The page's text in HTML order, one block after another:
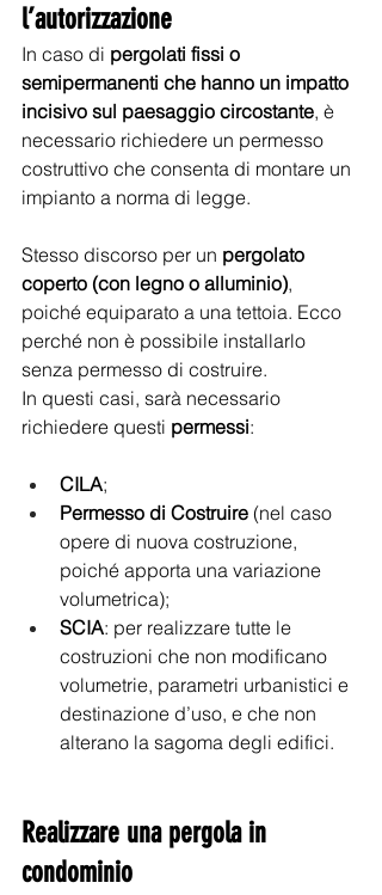
l’autorizzazione
In caso di pergolati fissi o
semipermanenti che hanno un impatto
incisivo sul paesaggio circostante, è
necessario richiedere un permesso
costruttivo che consenta di montare un
impianto a norma di legge.
Stesso discorso per un pergolato
coperto (con legno o alluminio),
poiché equiparato a una tettoia. Ecco
perché non è possibile installarlo
senza permesso di costruire.
In questi casi, sarà necessario
richiedere questi permessi:
CILA;
Permesso di Costruire (nel caso
opere di nuova costruzione,
poiché apporta una variazione
volumetrica);
SCIA: per realizzare tutte le
costruzioni che non modificano
volumetrie, parametri urbanistici e
destinazione d’uso, e che non
alterano la sagoma degli edifici.
Realizzare una pergola in
condominio